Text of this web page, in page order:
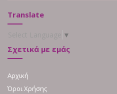
Translate
▼
Σχετικά με εμάς
Αρχική
Όροι Χρήσης